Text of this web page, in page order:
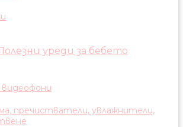
уреди за бебето
пречистватели, увлажнители,